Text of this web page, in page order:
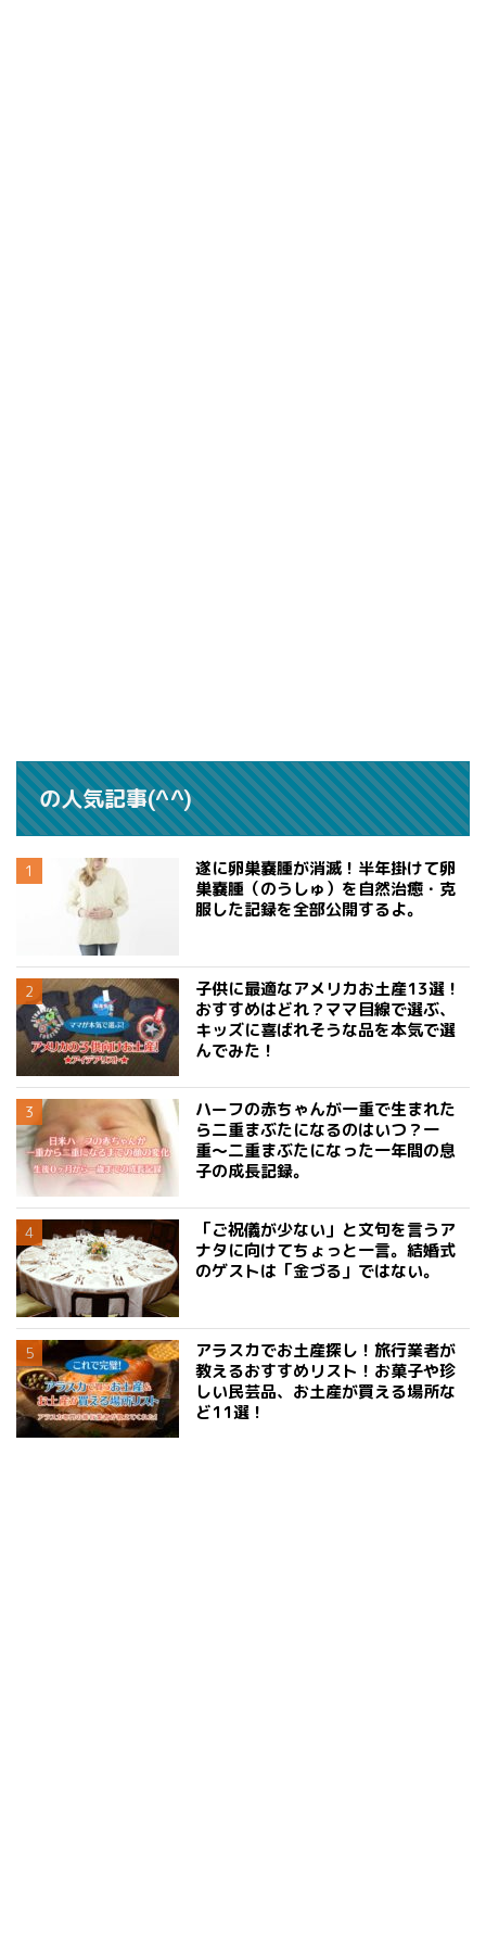
の人気記事(^^)
遂に卵巣嚢腫が消滅！半年掛けて卵
巣嚢腫（のうしゅ）を自然治癒・克
服した記録を全部公開するよ。
子供に最適なアメリカお土産13選！
おすすめはどれ？ママ目線で選ぶ、
キッズに喜ばれそうな品を本気で選
んでみた！
ハーフの赤ちゃんが一重で生まれた
ら二重まぶたになるのはいつ？一
重〜二重まぶたになった一年間の息
子の成長記録。
「ご祝儀が少ない」と文句を言うア
ナタに向けてちょっと一言。結婚式
のゲストは「金づる」ではない。
アラスカでお土産探し！旅行業者が
教えるおすすめリスト！お菓子や珍
しい民芸品、お土産が買える場所な
ど11選！